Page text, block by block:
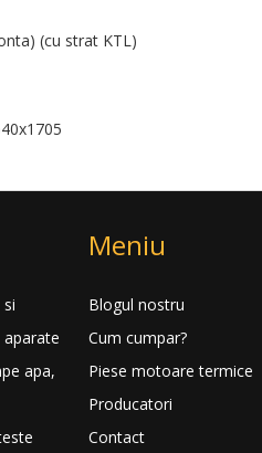
(cu strat KTL)
apa,
Meniu
Blogul nostru
Cum cumpar?
Piese motoare termice
Producatori
Contact